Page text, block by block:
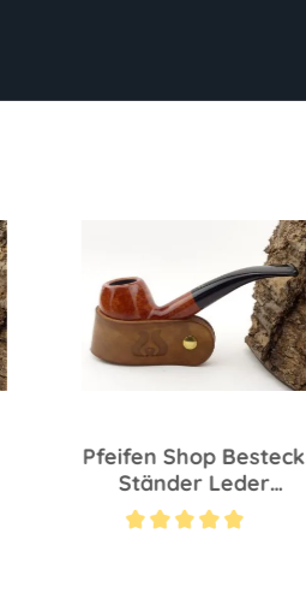
Pfeifen Shop Besteck
Ständer Leder
dunkel